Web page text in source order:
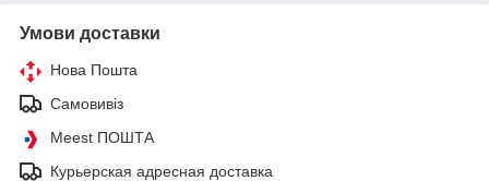
Умови доставки
Нова Пошта
Самовивіз
Meest ПОШТА
Курьерская адресная доставка